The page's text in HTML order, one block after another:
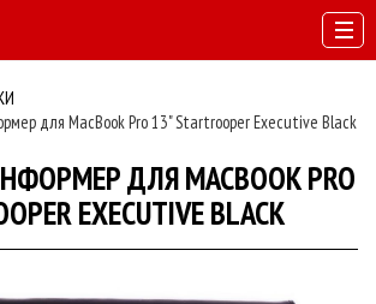
для MacBook Pro 13" Startrooper Executive Black
ДЛЯ MACBOOK PRO
EXECUTIVE BLACK